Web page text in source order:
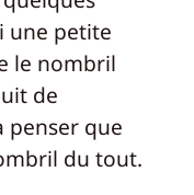
une petite
le nombril
de
penser que
du tout.